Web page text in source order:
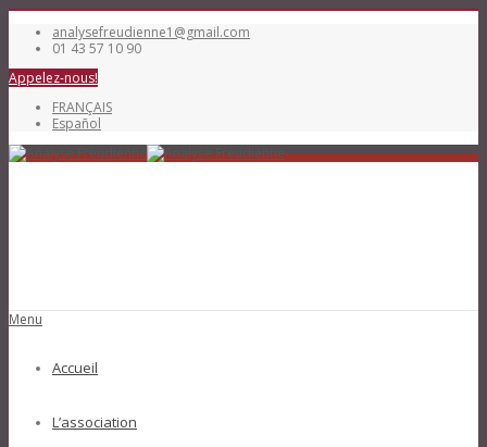
analysefreudienne1@gmail.com
01 43 57 10 90
Appelez-nous!
FRANÇAIS
Español
Menu
Accueil
L’association